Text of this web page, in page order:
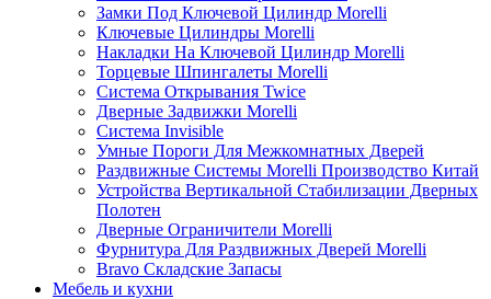
Замки Под Ключевой Цилиндр Morelli
Ключевые Цилиндры Morelli
Накладки На Ключевой Цилиндр Morelli
Торцевые Шпингалеты Morelli
Система Открывания Twice
Дверные Задвижки Morelli
Система Invisible
Умные Пороги Для Межкомнатных Дверей
Раздвижные Системы Morelli Производство Китай
Устройства Вертикальной Стабилизации Дверных
Полотен
Дверные Ограничители Morelli
Фурнитура Для Раздвижных Дверей Morelli
Bravo Складские Запасы
Мебель и кухни